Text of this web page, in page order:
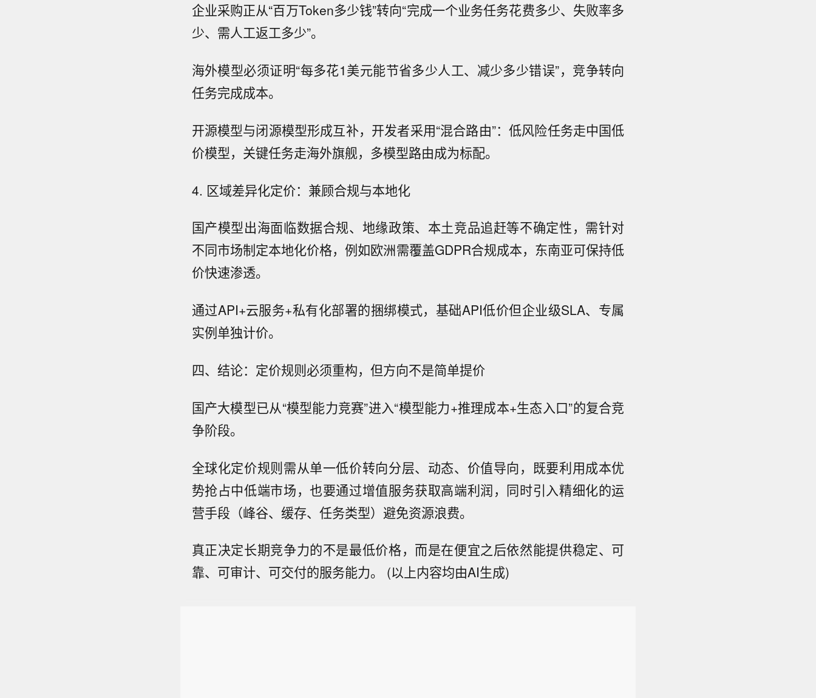
企业采购正从“百万Token多少钱”转向“完成一个业务任务花费多少、失败率多
少、需人工返工多少”。
海外模型必须证明“每多花1美元能节省多少人工、减少多少错误”，竞争转向
任务完成成本。
开源模型与闭源模型形成互补，开发者采用“混合路由”：低风险任务走中国低
价模型，关键任务走海外旗舰，多模型路由成为标配。
4. 区域差异化定价：兼顾合规与本地化
国产模型出海面临数据合规、地缘政策、本土竞品追赶等不确定性，需针对
不同市场制定本地化价格，例如欧洲需覆盖GDPR合规成本，东南亚可保持低
价快速渗透。
通过API+云服务+私有化部署的捆绑模式，基础API低价但企业级SLA、专属
实例单独计价。
四、结论：定价规则必须重构，但方向不是简单提价
国产大模型已从“模型能力竞赛”进入“模型能力+推理成本+生态入口”的复合竞
争阶段。
全球化定价规则需从单一低价转向分层、动态、价值导向，既要利用成本优
势抢占中低端市场，也要通过增值服务获取高端利润，同时引入精细化的运
营手段（峰谷、缓存、任务类型）避免资源浪费。
真正决定长期竞争力的不是最低价格，而是在便宜之后依然能提供稳定、可
靠、可审计、可交付的服务能力。 (以上内容均由AI生成)